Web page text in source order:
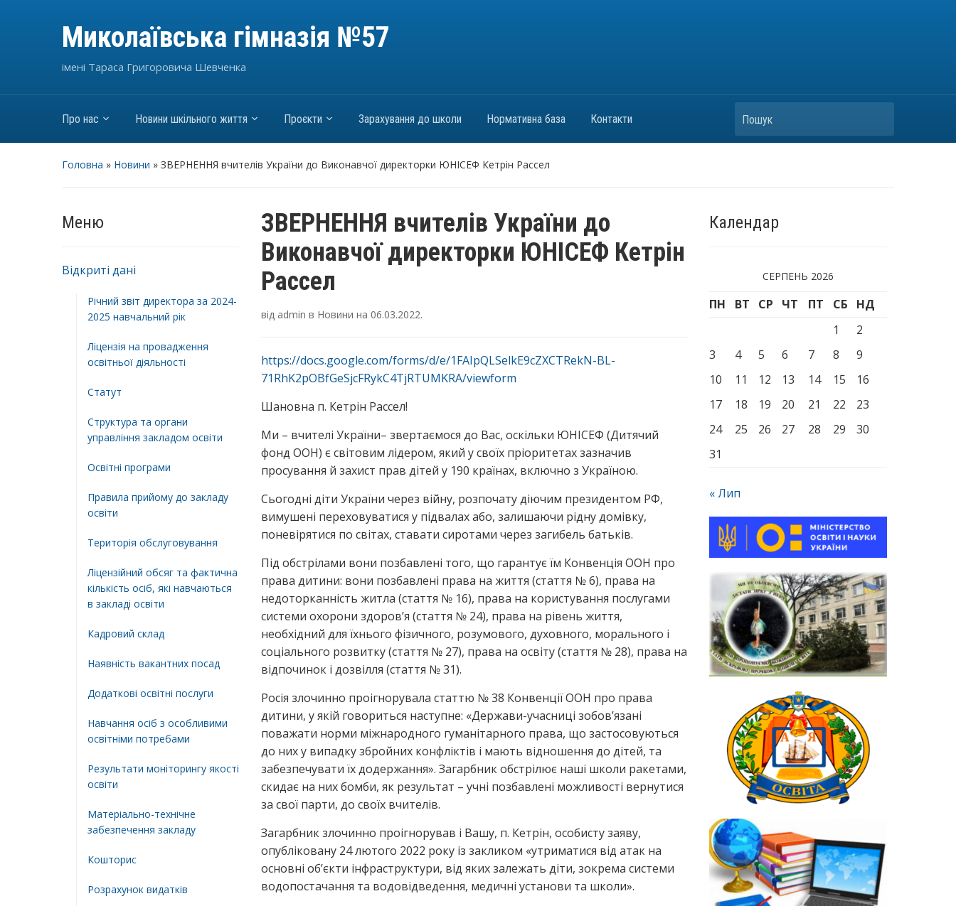
Миколаївська гімназія №57
імені Тараса Григоровича Шевченка
Про нас Новини шкільного життя Проєкти Зарахування до школи Нормативна база Контакти Пошук
Головна » Новини » ЗВЕРНЕННЯ вчителів України до Виконавчої директорки ЮНІСЕФ Кетрін Рассел
Меню
Відкриті дані
Річний звіт директора за 2024-
2025 навчальний рік
Ліцензія на провадження
освітньої діяльності
Статут
Структура та органи
управління закладом освіти
Освiтнi програми
Правила прийому до закладу
освіти
Територiя обслуговування
Ліцензійний обсяг та фактична
кількість осіб, які навчаються
в закладі освіти
Кадровий склад
Наявність вакантних посад
Додатковi освiтнi послуги
Навчання осіб з особливими
освітніми потребами
Результати моніторингу якості
освіти
Матеріально-технічне
забезпечення закладу
Кошторис
Розрахунок видатків
ЗВЕРНЕННЯ вчителів України до
Виконавчої директорки ЮНІСЕФ Кетрін
Рассел
від admin в Новини на 06.03.2022.
https://docs.google.com/forms/d/e/1FAIpQLSelkE9cZXCTRekN-BL-
71RhK2pOBfGeSjcFRykC4TjRTUMKRA/viewform
Шановна п. Кетрін Рассел!
Ми – вчителі України– звертаємося до Вас, оскільки ЮНІСЕФ (Дитячий
фонд ООН) є світовим лідером, який у своїх пріоритетах зазначив
просування й захист прав дітей у 190 країнах, включно з Україною.
Сьогодні діти України через війну, розпочату діючим президентом РФ,
вимушені переховуватися у підвалах або, залишаючи рідну домівку,
поневірятися по світах, ставати сиротами через загибель батьків.
Під обстрілами вони позбавлені того, що гарантує їм Конвенція ООН про
права дитини: вони позбавлені права на життя (стаття № 6), права на
недоторканність житла (стаття № 16), права на користування послугами
системи охорони здоров’я (стаття № 24), права на рівень життя,
необхідний для їхнього фізичного, розумового, духовного, морального і
соціального розвитку (стаття № 27), права на освіту (стаття № 28), права на
відпочинок і дозвілля (стаття № 31).
Росія злочинно проігнорувала статтю № 38 Конвенції ООН про права
дитини, у якій говориться наступне: «Держави-учасниці зобов’язані
поважати норми міжнародного гуманітарного права, що застосовуються
до них у випадку збройних конфліктів і мають відношення до дітей, та
забезпечувати їх додержання». Загарбник обстрілює наші школи ракетами,
скидає на них бомби, як результат – учні позбавлені можливості вернутися
за свої парти, до своїх вчителів.
Загарбник злочинно проігнорував і Вашу, п. Кетрін, особисту заяву,
опубліковану 24 лютого 2022 року із закликом «утриматися від атак на
основні об’єкти інфраструктури, від яких залежать діти, зокрема системи
водопостачання та водовідведення, медичні установи та школи».
Календар
СЕРПЕНЬ 2026
ПН ВТ СР ЧТ ПТ СБ
НД
1
2
3
4 5 6 7 8
9
10
11 12 13 14 15
16
17
18 19 20 21 22
23
24
25 26 27 28 29
30
31
« Лип